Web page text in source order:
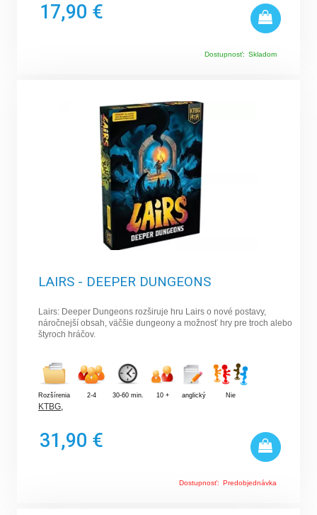
17,90 €
Dostupnosť: Skladom
LAIRS - DEEPER DUNGEONS
Lairs: Deeper Dungeons rozširuje hru Lairs o nové postavy,
náročnejší obsah, väčšie dungeony a možnosť hry pre troch alebo
štyroch hráčov.
Rozšírenia 2-4 30-60 min. 10 + anglický Nie
KTBG,
31,90 €
Dostupnosť: Predobjednávka